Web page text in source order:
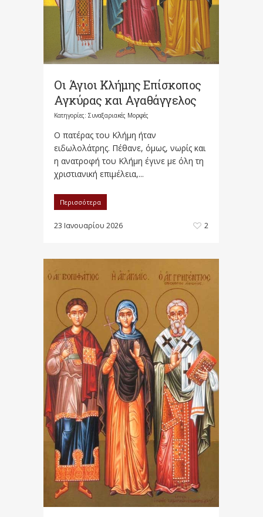
Οι Άγιοι Κλήμης Επίσκοπος
Αγκύρας και Αγαθάγγελος
Κατηγορίες: Συναξαριακές Μορφές
Ο πατέρας του Κλήμη ήταν
ειδωλολάτρης. Πέθανε, όμως, νωρίς και
η ανατροφή του Κλήμη έγινε με όλη τη
χριστιανική επιμέλεια,...
Περισσότερα
23 Ιανουαρίου 2026 2